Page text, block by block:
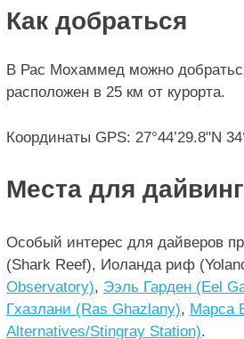
Как добраться
В Рас Мохаммед можно
расположен в 25 км от курорта.
Координаты GPS: 27°44’29.8"N
Места для
Особый интерес для дайверов
(Shark Reef), Иоланда риф
Observatory), Ээль Гарден (Eel
Гхазлани (Ras Ghazlany), Марса
Alternatives/Stingray Station).